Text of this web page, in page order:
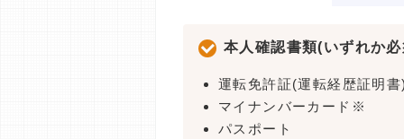
本人確認書類(いずれか
運転免許証(運転経歴証明
マイナンバーカード※
パスポート